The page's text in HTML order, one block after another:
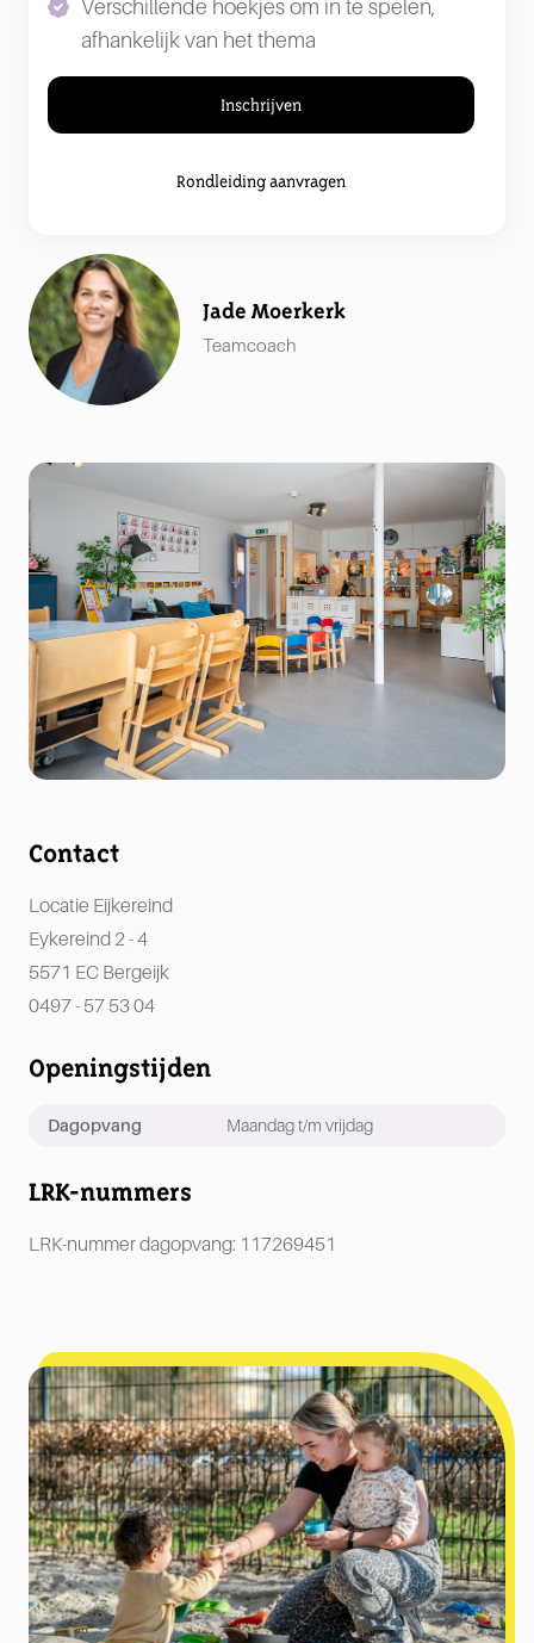
Verschillende hoekjes om in te spelen,
afhankelijk van het thema
Inschrijven
Rondleiding aanvragen
Jade Moerkerk
Teamcoach
Contact
Eijkereind
Eykereind 2 - 4
5571 EC Bergeijk
0497 - 57 53 04
Openingstijden
Dagopvang Maandag t/m vrijdag
LRK-nummers
LRK-nummer dagopvang: 117269451